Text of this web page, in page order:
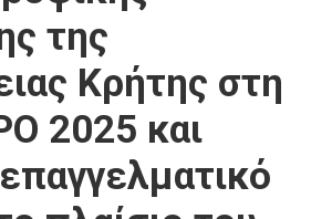
της
Κρήτης στη
2025 και